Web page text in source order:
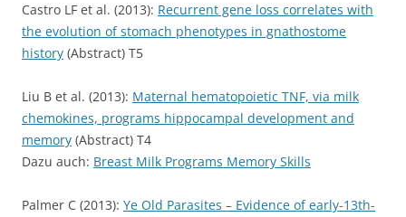
Castro LF et al. (2013): Recurrent gene loss correlates with
the evolution of stomach phenotypes in gnathostome
history (Abstract) T5
Liu B et al. (2013): Maternal hematopoietic TNF, via milk
chemokines, programs hippocampal development and
memory (Abstract) T4
Dazu auch: Breast Milk Programs Memory Skills
Palmer C (2013): Ye Old Parasites – Evidence of early-13th-